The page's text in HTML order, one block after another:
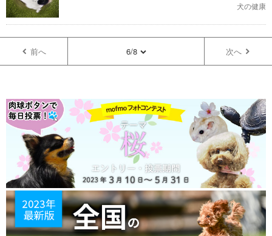
犬の健康
前へ 6/8 次へ